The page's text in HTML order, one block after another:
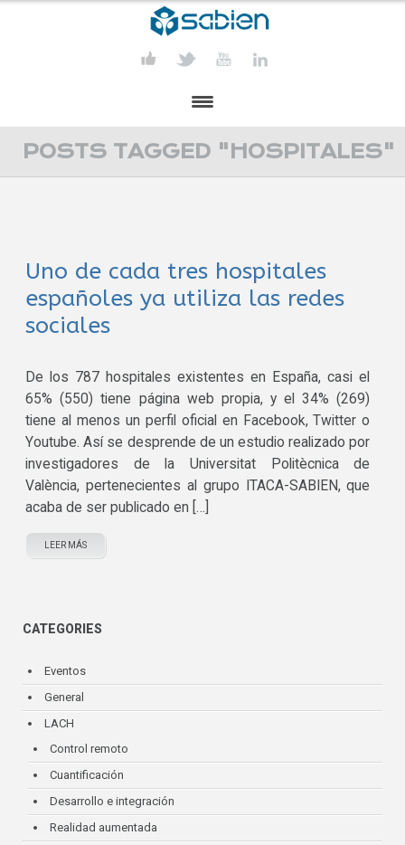
PRESENTACIÓN
ACTIVIDADES
COMUNICACIÓN
POSTS TAGGED "HOSPITALES"
Uno de cada tres hospitales
españoles ya utiliza las redes
sociales
De los 787 hospitales existentes en España, casi el
65% (550) tiene página web propia, y el 34% (269)
tiene al menos un perfil oficial en Facebook, Twitter o
Youtube. Así se desprende de un estudio realizado por
investigadores de la Universitat Politècnica de
València, pertenecientes al grupo ITACA-SABIEN, que
acaba de ser publicado en […]
LEER MÁS
CATEGORIES
Eventos
General
LACH
Control remoto
Cuantificación
Desarrollo e integración
Realidad aumentada